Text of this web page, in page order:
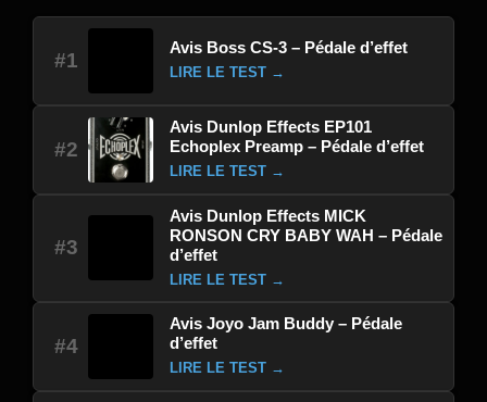
#1
Avis Boss CS-3 – Pédale d’effet
LIRE LE TEST →
#2
Avis Dunlop Effects EP101
Echoplex Preamp – Pédale d’effet
LIRE LE TEST →
#3
Avis Dunlop Effects MICK
RONSON CRY BABY WAH – Pédale
d’effet
LIRE LE TEST →
#4
Avis Joyo Jam Buddy – Pédale
d’effet
LIRE LE TEST →